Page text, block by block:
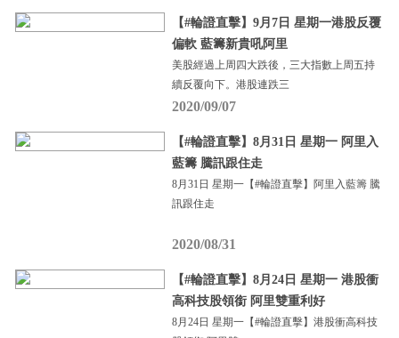
【#輪證直擊】9月7日 星期一港股反覆
偏軟 藍籌新貴吼阿里
美股經過上周四大跌後，三大指數上周五持
續反覆向下。港股連跌三
2020/09/07
【#輪證直擊】8月31日 星期一 阿里入
藍籌 騰訊跟住走
8月31日 星期一【#輪證直擊】阿里入藍籌 騰
訊跟住走
2020/08/31
【#輪證直擊】8月24日 星期一 港股衝
高科技股領銜 阿里雙重利好
8月24日 星期一【#輪證直擊】港股衝高科技